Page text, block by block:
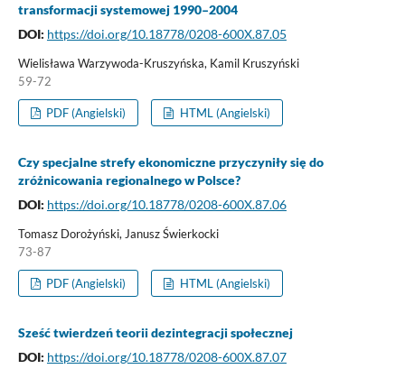
transformacji systemowej 1990–2004
DOI: https://doi.org/10.18778/0208-600X.87.05
Wielisława Warzywoda-Kruszyńska, Kamil Kruszyński
59-72
PDF (Angielski) HTML (Angielski)
Czy specjalne strefy ekonomiczne przyczyniły się do
zróżnicowania regionalnego w Polsce?
DOI: https://doi.org/10.18778/0208-600X.87.06
Tomasz Dorożyński, Janusz Świerkocki
73-87
PDF (Angielski) HTML (Angielski)
Sześć twierdzeń teorii dezintegracji społecznej
DOI: https://doi.org/10.18778/0208-600X.87.07